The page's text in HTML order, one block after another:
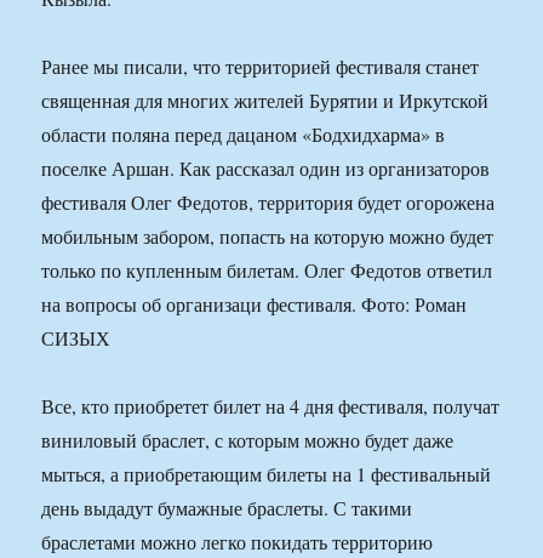
Ранее мы писали, что территорией фестиваля станет
священная для многих жителей Бурятии и Иркутской
области поляна перед дацаном «Бодхидхарма» в
поселке Аршан. Как рассказал один из организаторов
фестиваля Олег Федотов, территория будет огорожена
мобильным забором, попасть на которую можно будет
только по купленным билетам. Олег Федотов ответил
на вопросы об организаци фестиваля. Фото: Роман
СИЗЫХ
Все, кто приобретет билет на 4 дня фестиваля, получат
виниловый браслет, с которым можно будет даже
мыться, а приобретающим билеты на 1 фестивальный
день выдадут бумажные браслеты. С такими
браслетами можно легко покидать территорию